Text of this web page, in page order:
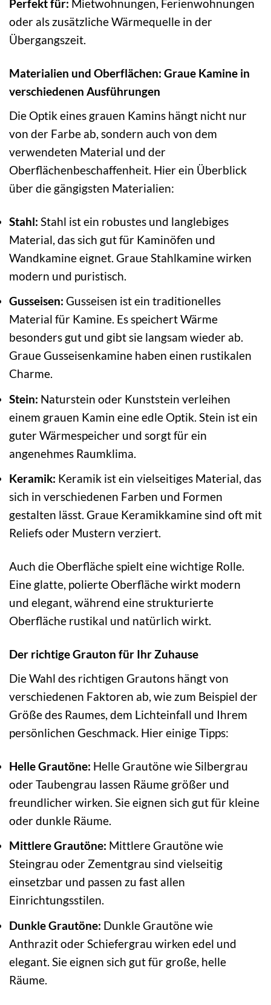
Perfekt für: Mietwohnungen, Ferienwohnungen
oder als zusätzliche Wärmequelle in der
Übergangszeit.
Materialien und Oberflächen: Graue Kamine in
verschiedenen Ausführungen
Die Optik eines grauen Kamins hängt nicht nur
von der Farbe ab, sondern auch von dem
verwendeten Material und der
Oberflächenbeschaffenheit. Hier ein Überblick
über die gängigsten Materialien:
Stahl: Stahl ist ein robustes und langlebiges
Material, das sich gut für Kaminöfen und
Wandkamine eignet. Graue Stahlkamine wirken
modern und puristisch.
Gusseisen: Gusseisen ist ein traditionelles
Material für Kamine. Es speichert Wärme
besonders gut und gibt sie langsam wieder ab.
Graue Gusseisenkamine haben einen rustikalen
Charme.
Stein: Naturstein oder Kunststein verleihen
einem grauen Kamin eine edle Optik. Stein ist ein
guter Wärmespeicher und sorgt für ein
angenehmes Raumklima.
Keramik: Keramik ist ein vielseitiges Material, das
sich in verschiedenen Farben und Formen
gestalten lässt. Graue Keramikkamine sind oft mit
Reliefs oder Mustern verziert.
Auch die Oberfläche spielt eine wichtige Rolle.
Eine glatte, polierte Oberfläche wirkt modern
und elegant, während eine strukturierte
Oberfläche rustikal und natürlich wirkt.
Der richtige Grauton für Ihr Zuhause
Die Wahl des richtigen Grautons hängt von
verschiedenen Faktoren ab, wie zum Beispiel der
Größe des Raumes, dem Lichteinfall und Ihrem
persönlichen Geschmack. Hier einige Tipps:
Helle Grautöne: Helle Grautöne wie Silbergrau
oder Taubengrau lassen Räume größer und
freundlicher wirken. Sie eignen sich gut für kleine
oder dunkle Räume.
Mittlere Grautöne: Mittlere Grautöne wie
Steingrau oder Zementgrau sind vielseitig
einsetzbar und passen zu fast allen
Einrichtungsstilen.
Dunkle Grautöne: Dunkle Grautöne wie
Anthrazit oder Schiefergrau wirken edel und
elegant. Sie eignen sich gut für große, helle
Räume.